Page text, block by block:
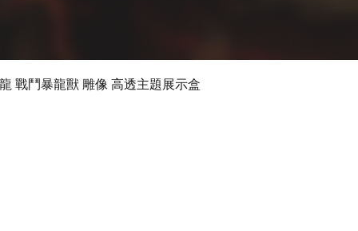
快速瀏覽
戰鬥暴龍獸 雕像 高透主題展示盒